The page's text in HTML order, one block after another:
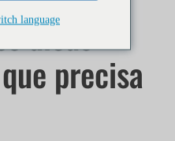
dicas
precisa
language